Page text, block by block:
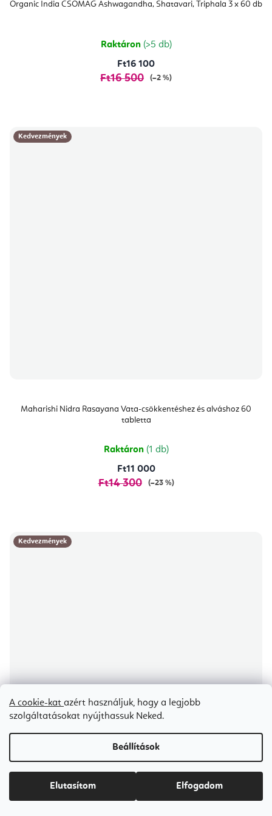
A cookie-kat azért használjuk, hogy a legjobb
szolgáltatásokat nyújthassuk Neked.
Beállítások
Elutasítom Elfogadom
Organic India CSOMAG Ashwagandha, Shatavari, Triphala 3 x 60 db
értékelése
csillag.
Raktáron (>5 db)
Ft16 100
Ft16 500 (–2 %)
Kedvezmények
Maharishi Nidra Rasayana Vata-csökkentéshez és alváshoz 60
tabletta
Raktáron (1 db)
Ft11 000
Ft14 300 (–23 %)
Kedvezmények